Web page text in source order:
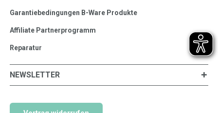
Garantiebedingungen B-Ware Produkte
Affiliate Partnerprogramm
Reparatur
NEWSLETTER